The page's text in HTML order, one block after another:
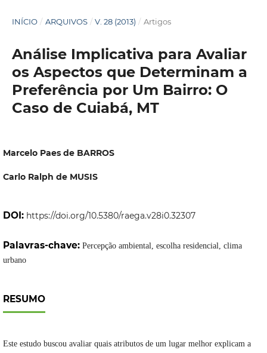
INÍCIO / ARQUIVOS / V. 28 (2013) / Artigos
Análise Implicativa para Avaliar
os Aspectos que Determinam a
Preferência por Um Bairro: O
Caso de Cuiabá, MT
Marcelo Paes de BARROS
Carlo Ralph de MUSIS
DOI: https://doi.org/10.5380/raega.v28i0.32307
Palavras-chave: Percepção ambiental, escolha residencial, clima
urbano
RESUMO
Este estudo buscou avaliar quais atributos de um lugar melhor explicam a